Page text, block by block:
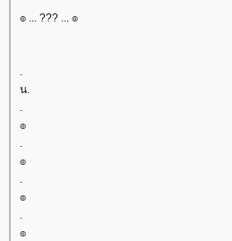
๏ ... ??? ... ๏
.
น.
.
๏
.
๏
.
๏
.
๏